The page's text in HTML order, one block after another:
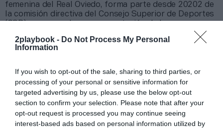
2playbook - Do Not Process My Personal
Information
If you wish to opt-out of the sale, sharing to third parties, or
processing of your personal or sensitive information for
targeted advertising by us, please use the below opt-out
section to confirm your selection. Please note that after your
opt-out request is processed you may continue seeing
interest-based ads based on personal information utilized by
femenina del Real Oviedo, forma parte desde 20202 de
la comisión directiva del Consejo Superior de Deportes
comunidades autónomas. Por ello, estuvo presente en
la mesa que aprobó los estatutos de la nueva liga
profesional.
Añadir2Playbookcomo fuente preferida de Google
de forma gratuita
Mantente informado con las últimas noticias de actualidad.
ACTIVAR AHORA